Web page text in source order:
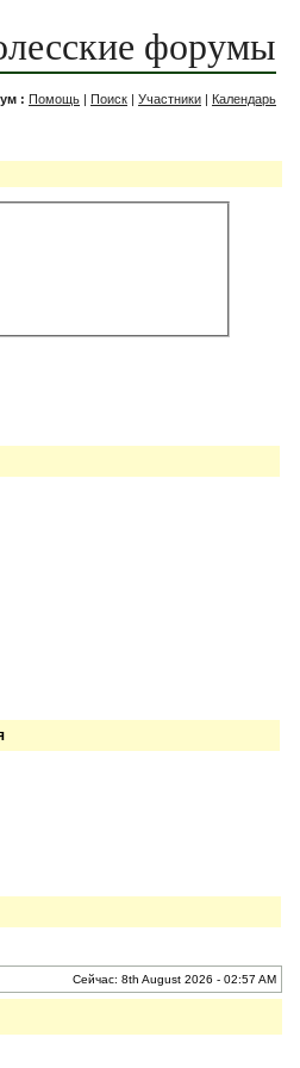
форумы
: Помощь | Поиск | Участники | Календарь
Сейчас: 8th August 2026 - 02:57 AM